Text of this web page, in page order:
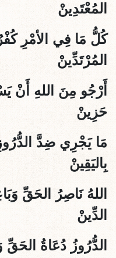
المُعْتَدِينْ
كُلُّ مَا فِي الأمْرِ
المُرْتَدِّينْ
أَرْجُو مِنَ اللهِ أَنْ
حَزِينْ
مَا يَجْرِي ضِدَّ
بِاليَقِينْ
اللهُ نَاصِرُ الحَقِّ
الدِّينْ
الدُّرُوزُ دُعَاةُ الحَقِّ